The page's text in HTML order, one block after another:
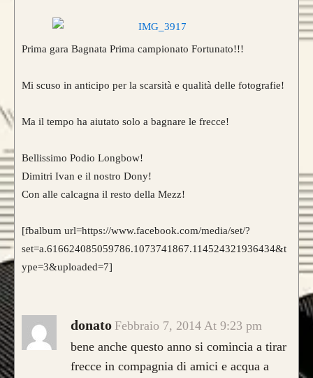
Prima gara Bagnata Prima campionato Fortunato!!!
Mi scuso in anticipo per la scarsità e qualità delle fotografie!
Ma il tempo ha aiutato solo a bagnare le frecce!
Bellissimo Podio Longbow!
Dimitri Ivan e il nostro Dony!
Con alle calcagna il resto della Mezz!
[fbalbum url=https://www.facebook.com/media/set/?
set=a.616624085059786.1073741867.114524321936434&t
ype=3&uploaded=7]
donato Febbraio 7, 2014 At 9:23 pm
bene anche questo anno si comincia a tirar
frecce in compagnia di amici e acqua a